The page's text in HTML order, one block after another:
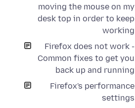
moving the mouse on my
desk top in order to keep
working
Firefox does not work -
Common fixes to get you
back up and running
Firefox's performance
settings